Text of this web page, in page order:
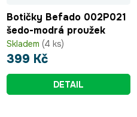
Botičky Befado 002P021
šedo-modrá proužek
Skladem (4 ks)
399 Kč
DETAIL